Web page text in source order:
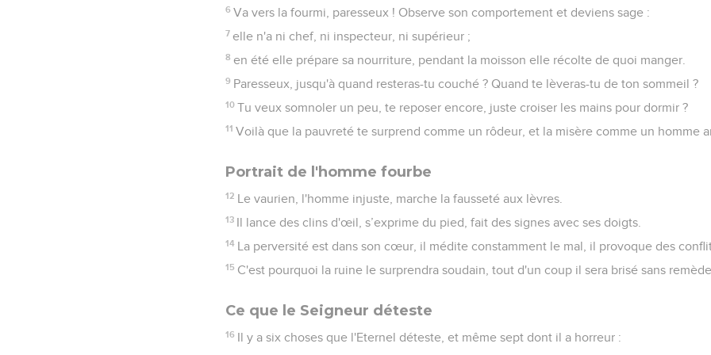
6 Va vers la fourmi, paresseux ! Observe son comportement et deviens sage :
7 elle n'a ni chef, ni inspecteur, ni supérieur ;
8 en été elle prépare sa nourriture, pendant la moisson elle récolte de quoi manger.
9 Paresseux, jusqu'à quand resteras-tu couché ? Quand te lèveras-tu de ton sommeil ?
10 Tu veux somnoler un peu, te reposer encore, juste croiser les mains pour dormir ?
11 Voilà que la pauvreté te surprend comme un rôdeur, et la misère comme un homme
Portrait de l'homme fourbe
12 Le vaurien, l'homme injuste, marche la fausseté aux lèvres.
13 Il lance des clins d'œil, s’exprime du pied, fait des signes avec ses doigts.
14 La perversité est dans son cœur, il médite constamment le mal, il provoque des
15 C'est pourquoi la ruine le surprendra soudain, tout d'un coup il sera brisé sans remède.
Ce que le Seigneur déteste
16 Il y a six choses que l'Eternel déteste, et même sept dont il a horreur :